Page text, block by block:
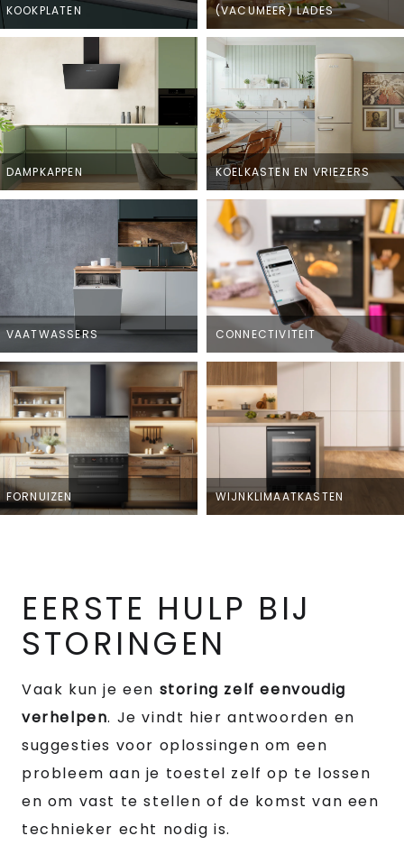
KOOKPLATEN
(VACUMEER) LADES
DAMPKAPPEN KOELKASTEN EN VRIEZERS
VAATWASSERS CONNECTIVITEIT
FORNUIZEN WIJNKLIMAATKASTEN
EERSTE HULP BIJ
STORINGEN
Vaak kun je een storing zelf eenvoudig
verhelpen. Je vindt hier antwoorden en
suggesties voor oplossingen om een
probleem aan je toestel zelf op te lossen
en om vast te stellen of de komst van een
technieker echt nodig is.